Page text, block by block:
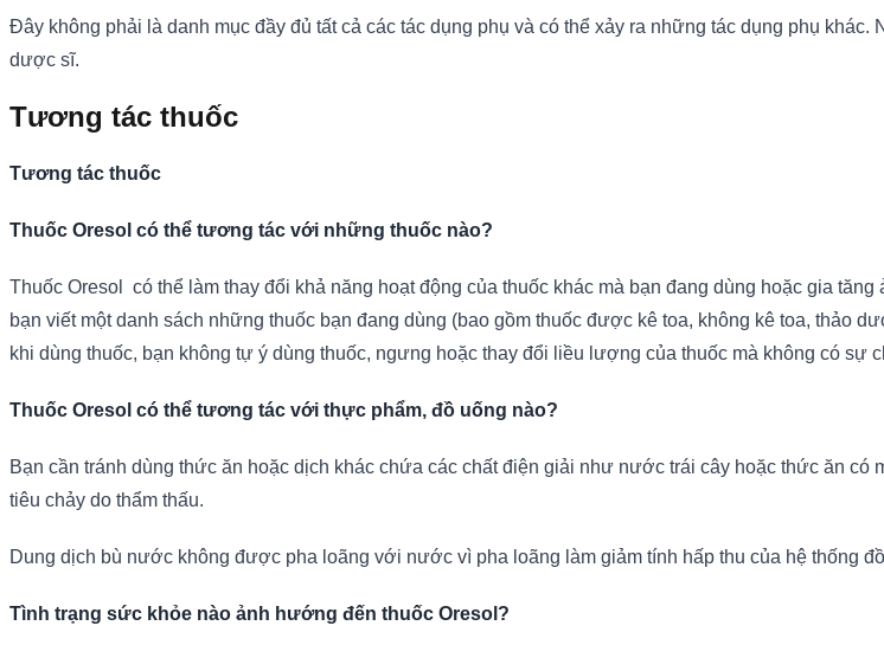
Đây không phải là danh mục đầy đủ tất cả các tác dụng phụ và có thể xảy ra những tác dụng phụ
dược sĩ.
Tương tác thuốc
Tương tác thuốc
Thuốc Oresol có thể tương tác với những thuốc nào?
Thuốc Oresol có thể làm thay đổi khả năng hoạt động của thuốc khác mà bạn đang dùng hoặc gia
bạn viết một danh sách những thuốc bạn đang dùng (bao gồm thuốc được kê toa, không kê toa, thảo
khi dùng thuốc, bạn không tự ý dùng thuốc, ngưng hoặc thay đổi liều lượng của thuốc mà không có sự
Thuốc Oresol có thể tương tác với thực phẩm, đồ uống nào?
Bạn cần tránh dùng thức ăn hoặc dịch khác chứa các chất điện giải như nước trái cây hoặc thức ăn
tiêu chảy do thẩm thấu.
Dung dịch bù nước không được pha loãng với nước vì pha loãng làm giảm tính hấp thu của hệ thống
Tình trạng sức khỏe nào ảnh hướng đến thuốc Oresol?